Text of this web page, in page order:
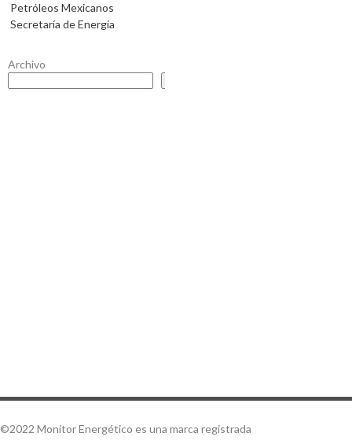
Petróleos Mexicanos
Secretaría de Energía
Archivo
©2022 Monitor Energético es una marca registrada